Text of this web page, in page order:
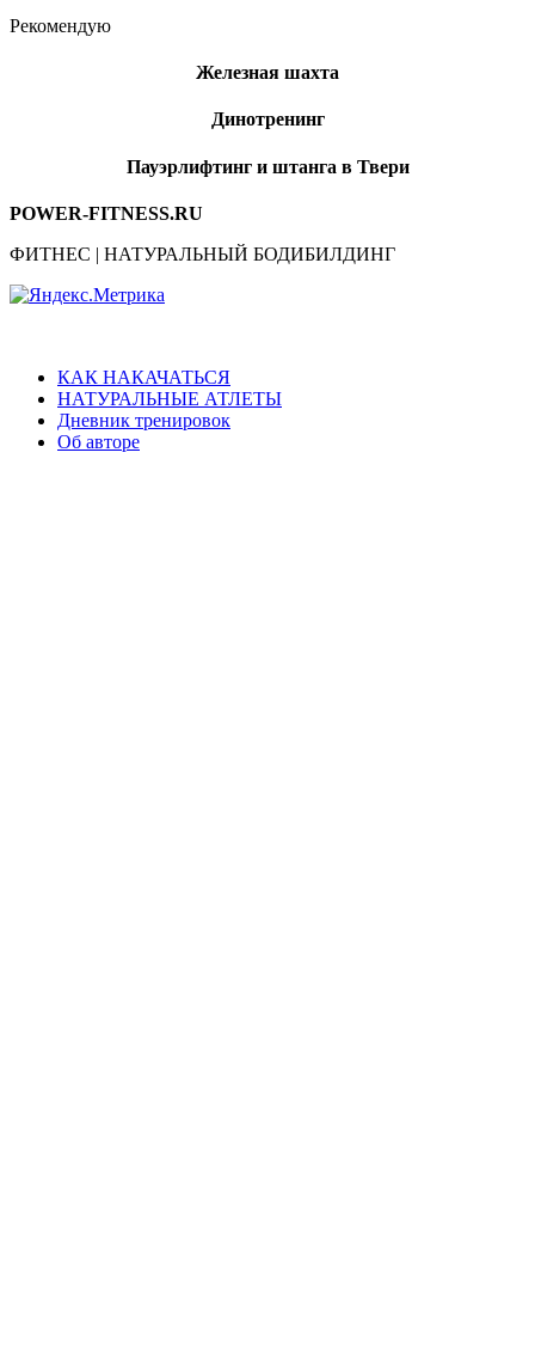
Рекомендую
Железная шахта
Динотренинг
Пауэрлифтинг и штанга в Твери
POWER-FITNESS.RU
ФИТНЕС | НАТУРАЛЬНЫЙ БОДИБИЛДИНГ
КАК НАКАЧАТЬСЯ
НАТУРАЛЬНЫЕ АТЛЕТЫ
Дневник тренировок
Об авторе